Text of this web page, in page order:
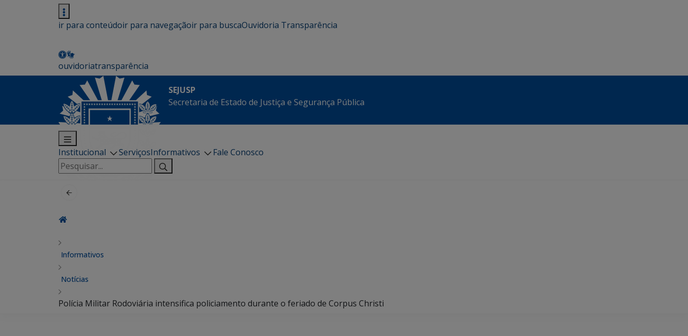
ir para conteúdoir para navegaçãoir para buscaOuvidoria Transparência
ouvidoriatransparência
SEJUSP
Secretaria de Estado de Justiça e Segurança Pública
Institucional ServiçosInformativos
Fale Conosco
Pesquisar
por:
Informativos
Notícias
Polícia Militar Rodoviária intensifica policiamento durante o feriado de Corpus Christi